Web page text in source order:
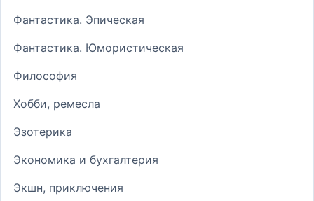
Фантастика. Эпическая
Фантастика. Юмористическая
Философия
Хобби, ремесла
Эзотерика
Экономика и бухгалтерия
Экшн, приключения